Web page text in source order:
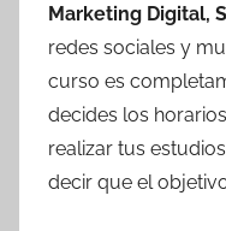
Marketing Digital,
redes sociales y
curso es
decides los
realizar tus
decir que el